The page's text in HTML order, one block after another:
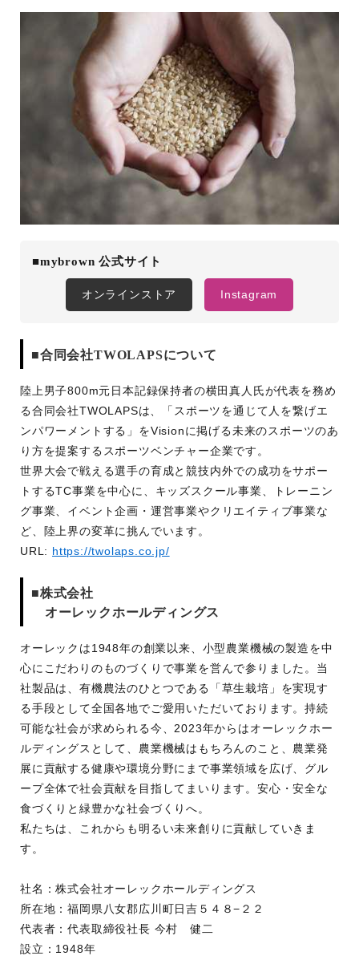
■mybrown 公式サイト
オンラインストア Instagram
■合同会社TWOLAPSについて
陸上男子800m元日本記録保持者の横田真人氏が代表を務め
る合同会社TWOLAPSは、「スポーツを通じて人を繋げエ
ンパワーメントする」をVisionに掲げる未来のスポーツのあ
り方を提案するスポーツベンチャー企業です。
世界大会で戦える選手の育成と競技内外での成功をサポー
トするTC事業を中心に、キッズスクール事業、トレーニン
グ事業、イベント企画・運営事業やクリエイティブ事業な
ど、陸上界の変革に挑んでいます。
URL: https://twolaps.co.jp/
■株式会社
オーレックホールディングス
オーレックは1948年の創業以来、小型農業機械の製造を中
心にこだわりのものづくりで事業を営んで参りました。当
社製品は、有機農法のひとつである「草生栽培」を実現す
る手段として全国各地でご愛用いただいております。持続
可能な社会が求められる今、2023年からはオーレックホー
ルディングスとして、農業機械はもちろんのこと、農業発
展に貢献する健康や環境分野にまで事業領域を広げ、グル
ープ全体で社会貢献を目指してまいります。安心・安全な
食づくりと緑豊かな社会づくりへ。
私たちは、これからも明るい未来創りに貢献していきま
す。
社名：株式会社オーレックホールディングス
所在地：福岡県八女郡広川町日吉５４８−２２
代表者：代表取締役社長 今村 健二
設立：1948年